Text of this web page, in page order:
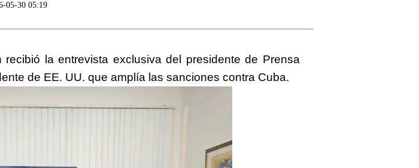
05-30 05:19
recibió a entrevista exclusivadel presidente de Prensa
de EE. UU. que amplía las sanciones contra Cuba.